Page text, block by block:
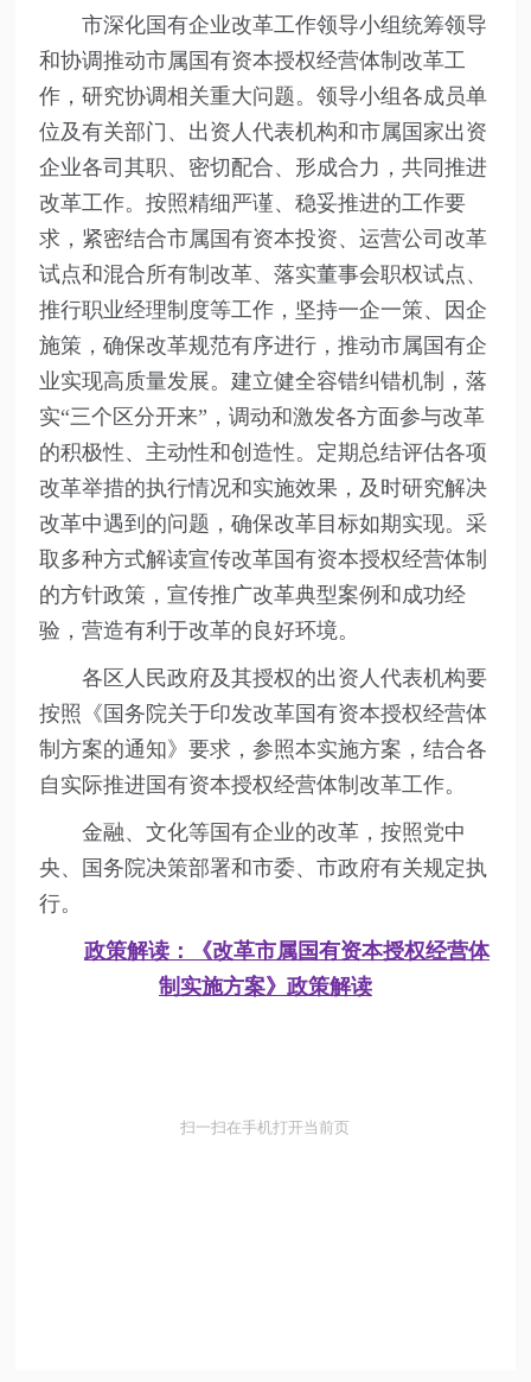
市深化国有企业改革工作领导小组统筹领导
和协调推动市属国有资本授权经营体制改革工
作，研究协调相关重大问题。领导小组各成员单
位及有关部门、出资人代表机构和市属国家出资
企业各司其职、密切配合、形成合力，共同推进
改革工作。按照精细严谨、稳妥推进的工作要
求，紧密结合市属国有资本投资、运营公司改革
试点和混合所有制改革、落实董事会职权试点、
推行职业经理制度等工作，坚持一企一策、因企
施策，确保改革规范有序进行，推动市属国有企
业实现高质量发展。建立健全容错纠错机制，落
实“三个区分开来”，调动和激发各方面参与改革
的积极性、主动性和创造性。定期总结评估各项
改革举措的执行情况和实施效果，及时研究解决
改革中遇到的问题，确保改革目标如期实现。采
取多种方式解读宣传改革国有资本授权经营体制
的方针政策，宣传推广改革典型案例和成功经
验，营造有利于改革的良好环境。
各区人民政府及其授权的出资人代表机构要
按照《国务院关于印发改革国有资本授权经营体
制方案的通知》要求，参照本实施方案，结合各
自实际推进国有资本授权经营体制改革工作。
金融、文化等国有企业的改革，按照党中
央、国务院决策部署和市委、市政府有关规定执
行。
政策解读：《改革市属国有资本授权经营体
制实施方案》政策解读
扫一扫在手机打开当前页